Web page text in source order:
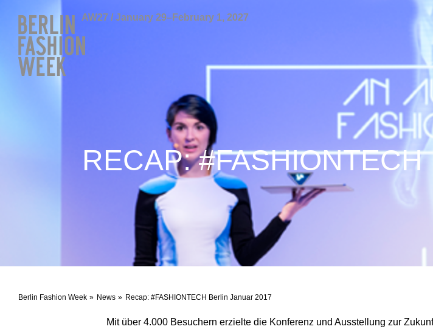
AW27 / January 29–February 1, 2027
Berlin Fashion Week News Recap: #FASHIONTECH Berlin Januar 2017
RECAP:
Mit über 4.000 Besuchern erzielte die Konferenz und Ausstellung zur